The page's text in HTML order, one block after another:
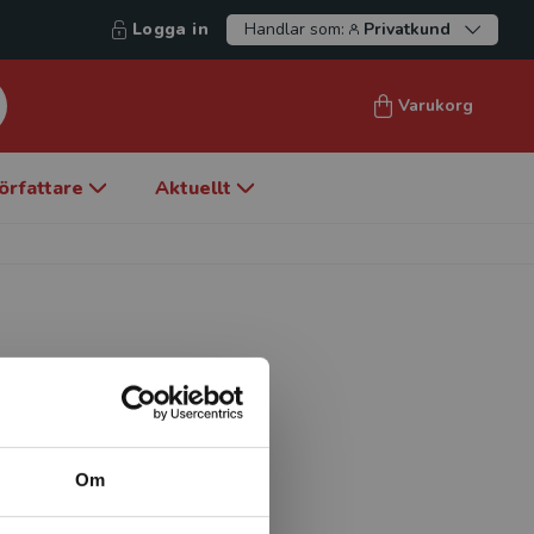
Om
Logga in Handlar som: Privatkund
Varukorg
Aktuellt
högskola, fakulteten
och i
hos personer med